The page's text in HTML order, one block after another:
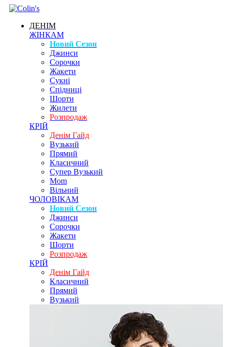
ДЕНІМ
ЖІНКАМ
Новий Сезон
Джинси
Сорочки
Жакети
Сукні
Спідниці
Шорти
Жилети
Розпродаж
КРІЙ
Денім Гайд
Вузький
Прямий
Класичний
Супер Вузький
Mom
Вільний
ЧОЛОВІКАМ
Новий Сезон
Джинси
Сорочки
Жакети
Шорти
Розпродаж
КРІЙ
Денім Гайд
Класичний
Прямий
Вузький